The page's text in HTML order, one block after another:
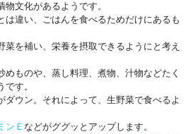
文化があるようです。
は違い、ごはんを食べるためだけにあるも
を補い、栄養を摂取できるようにと考え
ものや、蒸し料理、煮物、汁物などたく
す。
ダウン。それによって、生野菜で食べるよ
ンＥ などがググッとアップします。